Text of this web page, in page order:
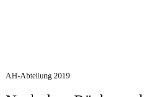
AH-Abteilung 2019